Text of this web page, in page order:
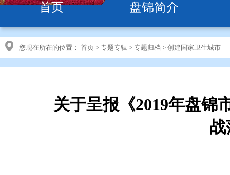
首页 盘锦简介
您现在所在的位置： 首页 > 专题专辑 > 专题归档 > 创建国家卫生城市
关于呈报《2019年盘锦
战